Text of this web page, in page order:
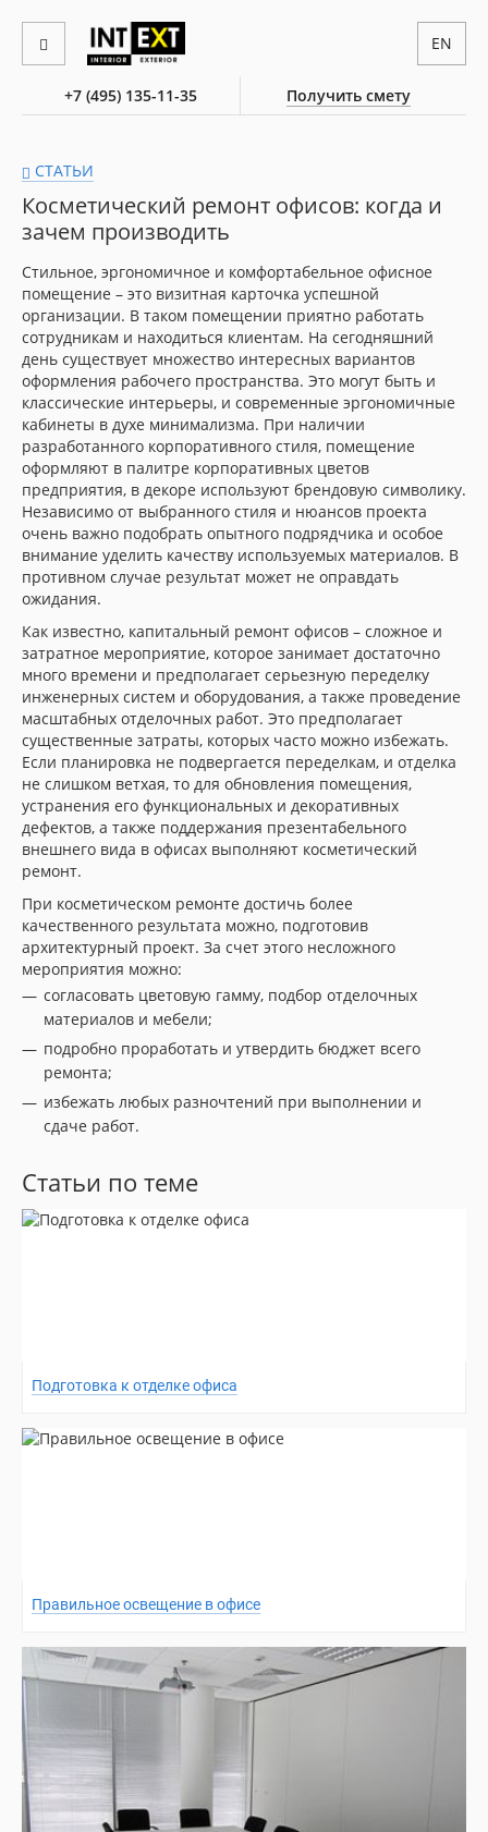
+7 (495) 135-11-35 Получить смету
EN
СТАТЬИ
Косметический ремонт офисов: когда и
зачем производить
Стильное, эргономичное и комфортабельное офисное
помещение – это визитная карточка успешной
организации. В таком помещении приятно работать
сотрудникам и находиться клиентам. На сегодняшний
день существует множество интересных вариантов
оформления рабочего пространства. Это могут быть и
классические интерьеры, и современные эргономичные
кабинеты в духе минимализма. При наличии
разработанного корпоративного стиля, помещение
оформляют в палитре корпоративных цветов
предприятия, в декоре используют брендовую символику.
Независимо от выбранного стиля и нюансов проекта
очень важно подобрать опытного подрядчика и особое
внимание уделить качеству используемых материалов. В
противном случае результат может не оправдать
ожидания.
Как известно, капитальный ремонт офисов – сложное и
затратное мероприятие, которое занимает достаточно
много времени и предполагает серьезную переделку
инженерных систем и оборудования, а также проведение
масштабных отделочных работ. Это предполагает
существенные затраты, которых часто можно избежать.
Если планировка не подвергается переделкам, и отделка
не слишком ветхая, то для обновления помещения,
устранения его функциональных и декоративных
дефектов, а также поддержания презентабельного
внешнего вида в офисах выполняют косметический
ремонт.
При косметическом ремонте достичь более
качественного результата можно, подготовив
архитектурный проект. За счет этого несложного
мероприятия можно:
согласовать цветовую гамму, подбор отделочных
материалов и мебели;
подробно проработать и утвердить бюджет всего
ремонта;
избежать любых разночтений при выполнении и
сдаче работ.
Статьи по теме
Подготовка к отделке офиса
Правильное освещение в офисе